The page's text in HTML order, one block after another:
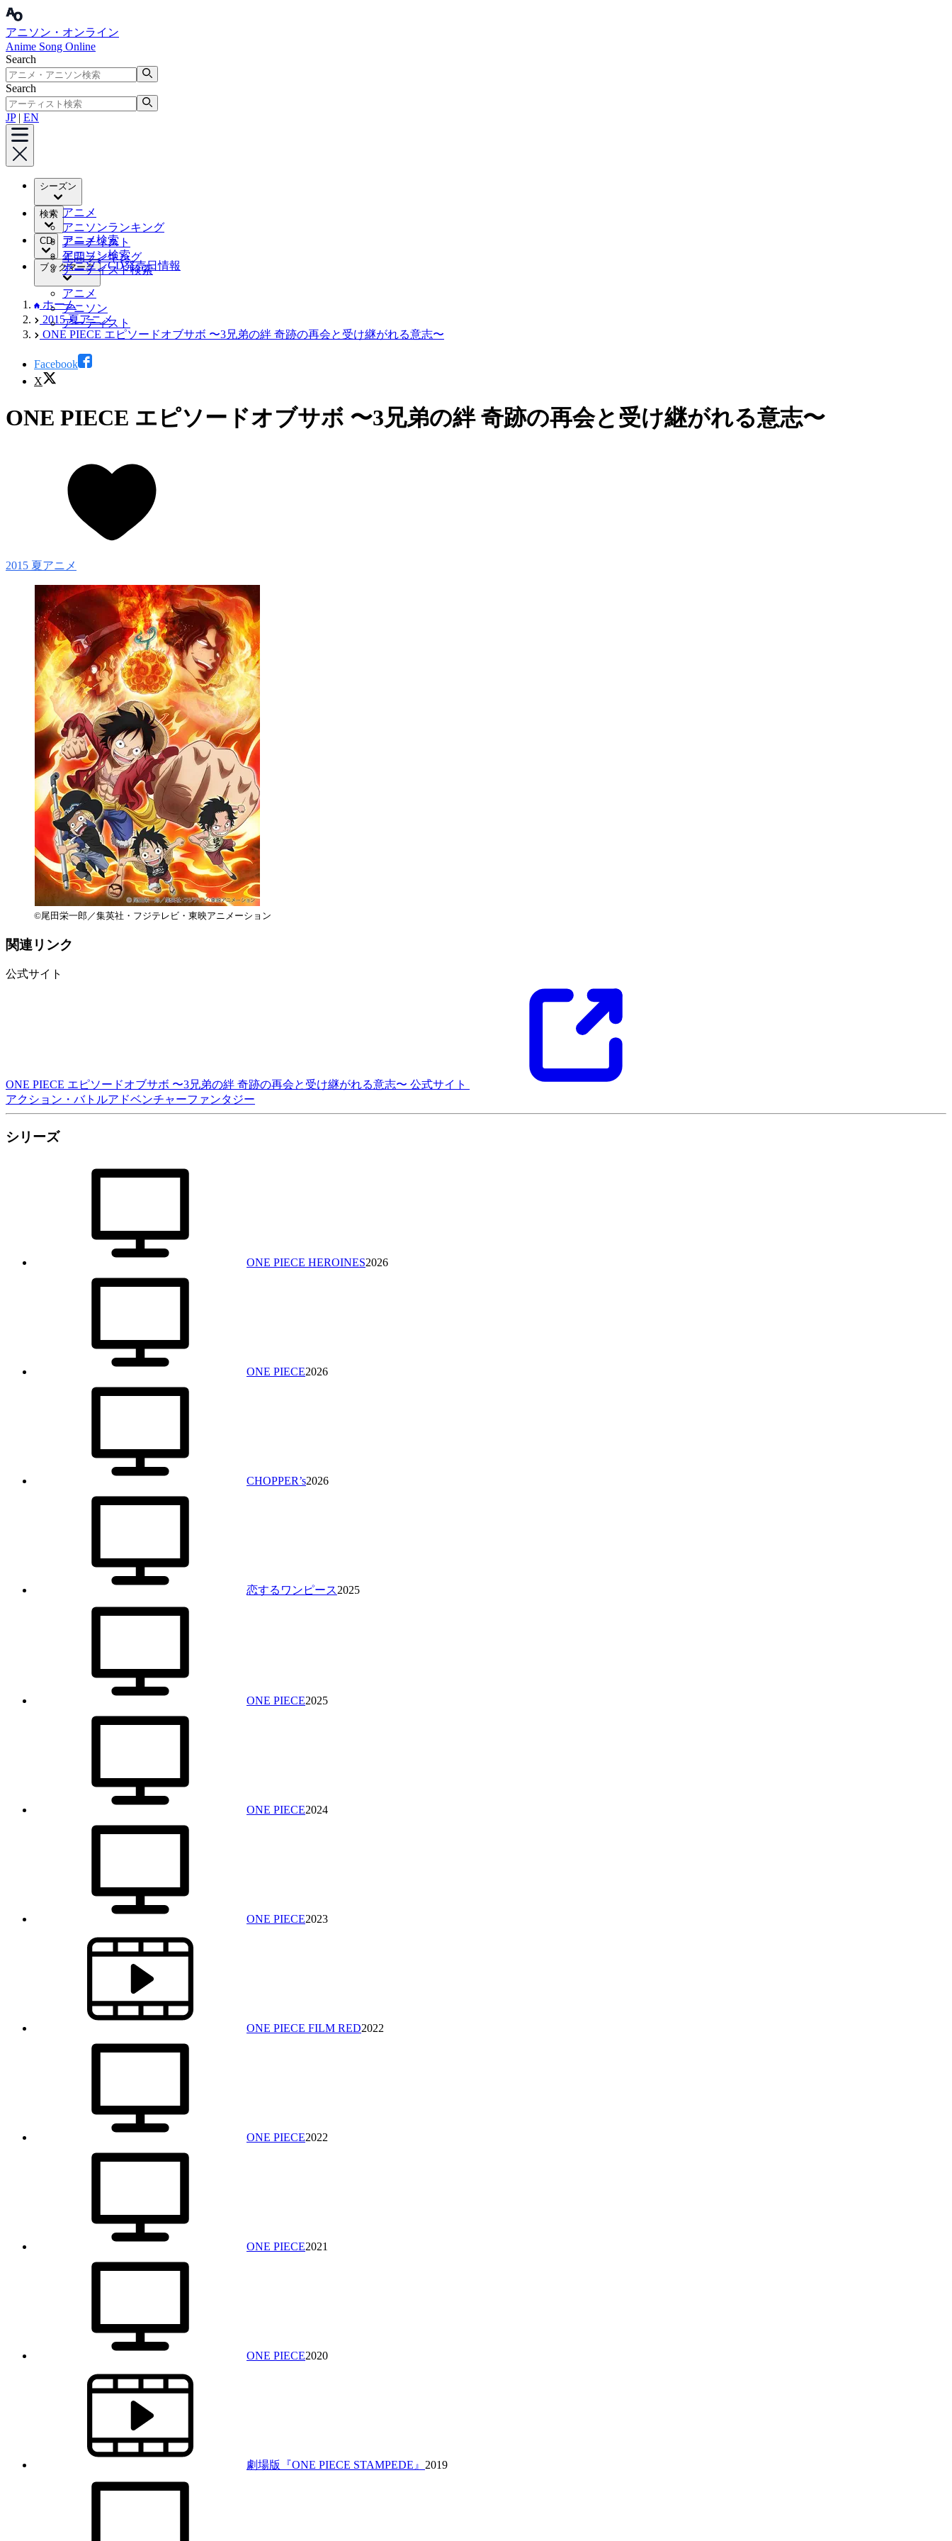
アニソン・オンライン
Anime Song Online
Search
Search
JP| EN
シーズン
アニメ
アニソンランキング
アーティスト
年間ランキング
検索
アニメ検索
アニソン検索
アーティスト検索
CD
アニソンCD発売日情報
ブックマーク
アニメ
アニソン
アーティスト
ホーム
2015 夏アニメ
ONE PIECE エピソードオブサボ 〜3兄弟の絆 奇跡の再会と受け継がれる意志〜
Facebook
X
ONE PIECE エピソードオブサボ 〜3兄弟の絆 奇跡の再会と受け継がれる意志〜
2015 夏アニメ
©尾田栄一郎／集英社・フジテレビ・東映アニメーション
関連リンク
公式サイト
ONE PIECE エピソードオブサボ 〜3兄弟の絆 奇跡の再会と受け継がれる意志〜 公式サイト
アクション・バトルアドベンチャーファンタジー
シリーズ
ONE PIECE HEROINES2026
ONE PIECE2026
CHOPPER’s2026
恋するワンピース2025
ONE PIECE2025
ONE PIECE2024
ONE PIECE2023
ONE PIECE FILM RED2022
ONE PIECE2022
ONE PIECE2021
ONE PIECE2020
劇場版『ONE PIECE STAMPEDE』 2019